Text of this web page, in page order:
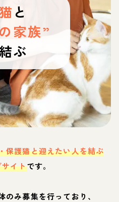
と
家族”
ぶ
保護猫と迎えたい人を結ぶ
イトです。
み募集を行っており、